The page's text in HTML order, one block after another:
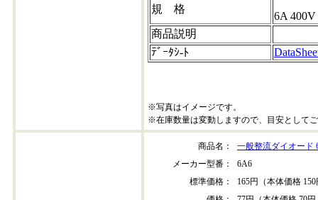
規 格
6A 400V
商品説明
ﾃﾞｰﾀｼ-ﾄ
※写真はイメージです。
※在庫数量は変動しますので、目安として
商品名：
一般整流ダイオード
メーカー型番：
6A6
標準価格：
165円（本体価格